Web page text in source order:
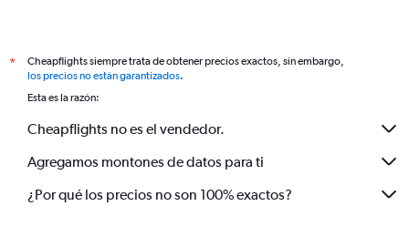
*
Cheapflights siempre trata de obtener precios exactos, sin embargo,
los precios no están garantizados.
Esta es la razón:
Cheapflights no es el vendedor.
Agregamos montones de datos para ti
¿Por qué los precios no son 100% exactos?